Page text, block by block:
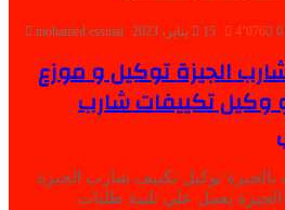
mohamed essmat 15 يناير، 2023 0 4٬076
الجيزة توكيل و موزع
وكيل تكييفات شارب
توكيل تكييف شارب الجيزة
يعمل علي تلبية طلبات